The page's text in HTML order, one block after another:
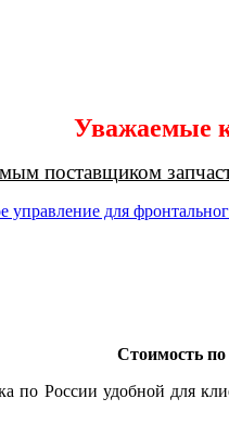
Уважаемые
поставщиком
управление для
Стоимость по
по России удобной для